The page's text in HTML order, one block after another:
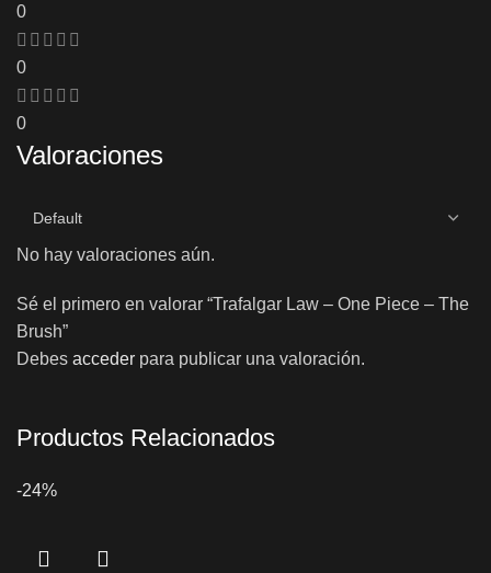
0
0
0
Valoraciones
No hay valoraciones aún.
Sé el primero en valorar “Trafalgar Law – One Piece – The
Brush”
Debes acceder para publicar una valoración.
Productos Relacionados
-24%